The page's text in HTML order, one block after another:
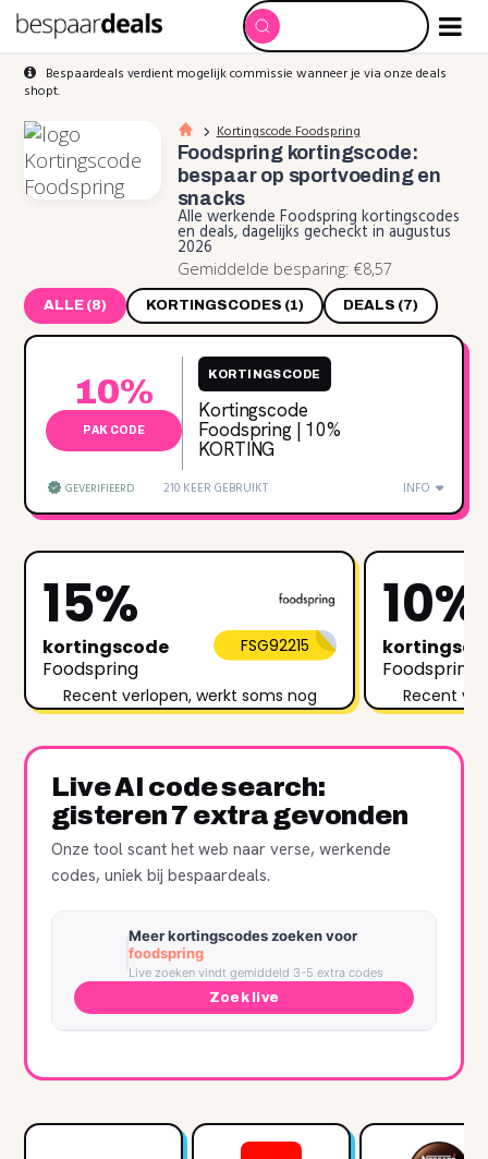
Bespaardeals verdient mogelijk commissie wanneer je via onze deals
shopt.
Kortingscode Foodspring
Foodspring kortingscode:
bespaar op sportvoeding en
snacks
Alle werkende Foodspring kortingscodes
en deals, dagelijks gecheckt in augustus
2026
Gemiddelde besparing: €8,57
ALLE (8) KORTINGSCODES (1) DEALS (7)
10%
PAK CODE
KORTINGSCODE
Kortingscode
Foodspring | 10%
KORTING
GEVERIFIEERD 210 KEER GEBRUIKT INFO
15%
kortingscode
Foodspring
FSG92215
Recent verlopen, werkt soms nog
10%
Foodspring
Recent
Live AI code search:
gisteren 7 extra gevonden
Onze tool scant het web naar verse, werkende
codes, uniek bij bespaardeals.
Meer kortingscodes zoeken voor
foodspring
Live zoeken vindt gemiddeld 3-5 extra codes
Zoek live